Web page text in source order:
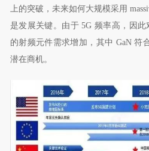
上的突破，未来如何大规模采用
是发展关键。由于 5G 频率高，因此
的射频元件需求增加，其中 GaN符
潜在商机。